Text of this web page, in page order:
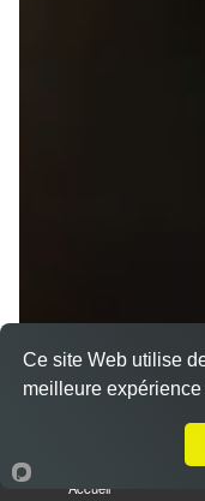
Menu V1 - Gyoza
Accueil
Ce site Web utilise
meilleure